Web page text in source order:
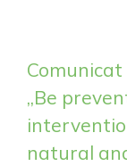
„Be
natural